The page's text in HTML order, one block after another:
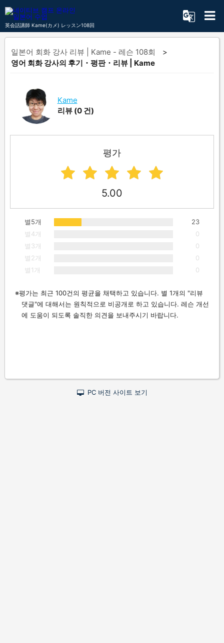
英会話講師 Kame(カメ) レッスン108回
일본어 회화 강사 리뷰 | Kame - 레슨 108회
영어 회화 강사의 후기・평판・리뷰 | Kame
Kame
리뷰 (0 건)
평가
5.00
별5개
23
별4개
0
별3개
0
별2개
0
별1개
0
평가는 최근 100건의 평균을 채택하고 있습니다. 별 1개의 "리뷰
댓글"에 대해서는 원칙적으로 비공개로 하고 있습니다. 레슨 개선
에 도움이 되도록 솔직한 의견을 보내주시기 바랍니다.
PC 버전 사이트 보기